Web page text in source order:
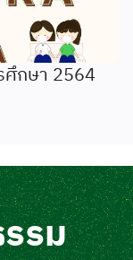
ศึกษา 2564
รม